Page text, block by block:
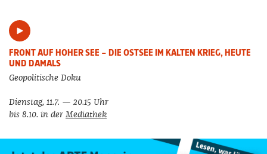
FRONT AUF HOHER SEE – DIE OSTSEE IM KALTEN KRIEG, HEUTE
UND DAMALS
Geopolitische Doku
Dienstag, 11.7. — 20.15 Uhr
bis 8.10. in der Mediathek